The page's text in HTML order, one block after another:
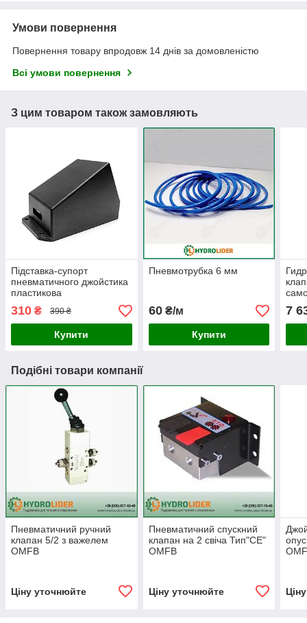
Умови повернення
Повернення товару впродовж 14 днів за домовленістю
Всі умови повернення
З цим товаром також замовляють
Підставка-супорт
пневматичного джойстика
пластикова
310 ₴ 390 ₴
Купити
Пневмотрубка 6 мм
60₴/м
Купити
7
Подібні товари компанії
Пневматичний ручний
клапан 5/2 з важелем
OMFB
Ціну уточнюйте
Пневматичний спускний
клапан на 2 свіча Тип"CE"
OMFB
Ціну уточнюйте